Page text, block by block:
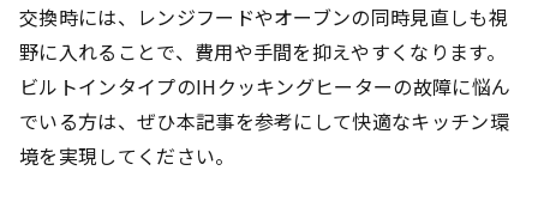
交換時には、レンジフードやオーブンの同時見直しも視
野に入れることで、費用や手間を抑えやすくなります。
ビルトインタイプのIHクッキングヒーターの故障に悩ん
でいる方は、ぜひ本記事を参考にして快適なキッチン環
境を実現してください。